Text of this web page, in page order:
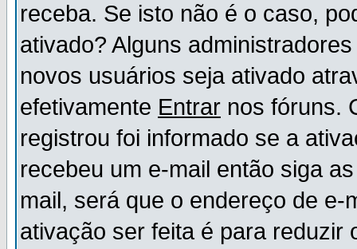
receba. Se isto não é o caso,
ativado? Alguns
novos usuários seja ativado
efetivamente Entrar nos fóruns.
registrou foi informado se a
recebeu um e-mail então siga
mail, será que o endereço de
ativação ser feita é para reduzir